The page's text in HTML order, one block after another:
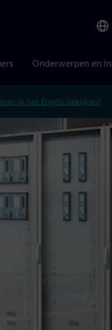
Onderwerpen en
in het Engels bekijken?
in